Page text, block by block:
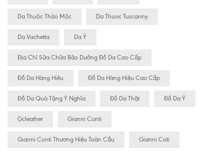
Da Thuộc Thảo Mộc Da Thuoc Tuscanny
Da Vachetta Da Ý
Địa Chỉ Sữa Chữa Bão Dưỡng Đồ Da Cao Cấp
Đồ Da Hàng Hiệu Đồ Da Hàng Hiệu Cao Cấp
Đồ Da Quà Tặng Ý Nghĩa Đồ Da Thật Đồ Da Ý
Gcleather Gianni Conti
Gianni Conti Thương Hiệu Toàn Cầu Gianni Coti